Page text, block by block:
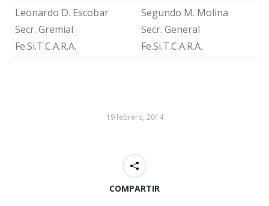
Leonardo D. Escobar
Secr. Gremial
Fe.Si.T.C.A.R.A.
Segundo M. Molina
Secr. General
Fe.Si.T.C.A.R.A.
19 febrero, 2014
COMPARTIR